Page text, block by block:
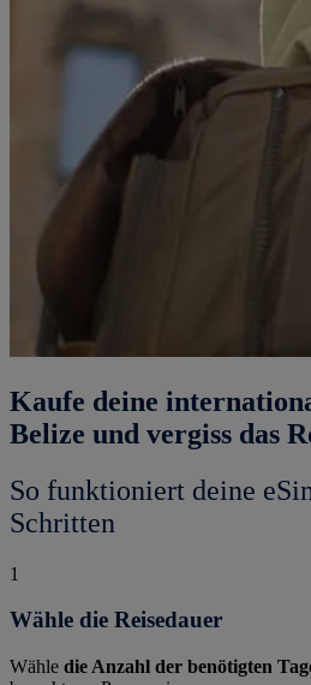
Kaufe deine
Belize und vergiss das
So funktioniert deine
Schritten
1
Wähle die Reisedauer
Wähle die Anzahl der benötigten